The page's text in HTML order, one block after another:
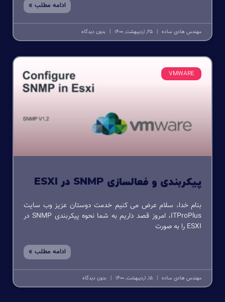
ادامه مطلب »
مهندس هادی ساده بدون دیدگاه
VMWARE
پیکربندی و فعالسازی SNMP در ESXI
بنام خدا، سلام عرض می کنیم خدمت دوستان عزیز وب سایت
ITProPlus، امروز قصد داریم به شما نحوه پیکربندی SNMP در
ESXI را به صورت
ادامه مطلب »
مهندس هادی ساده بدون دیدگاه